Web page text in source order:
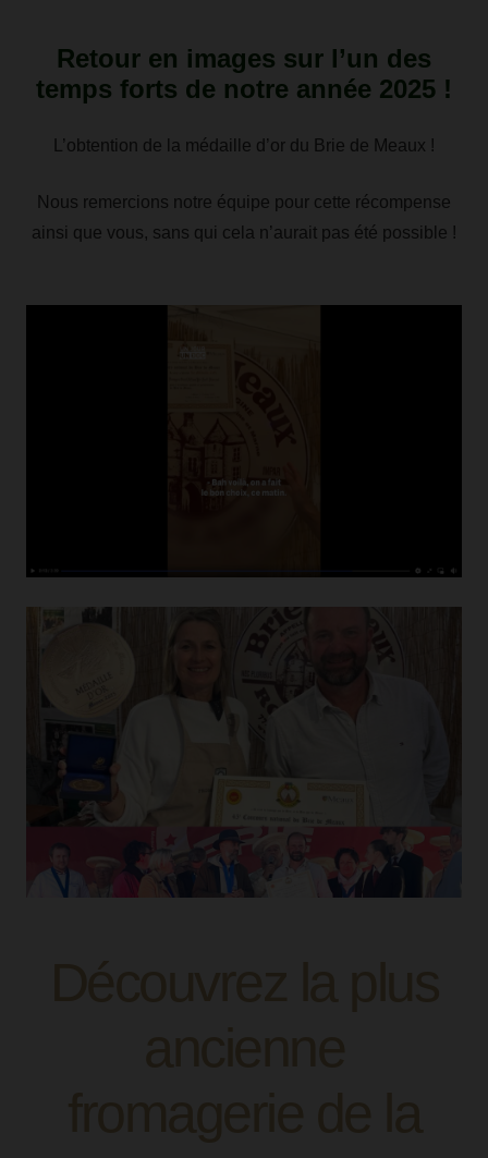
Retour en images sur l’un des
temps forts de notre année 2025 !
L’obtention de la médaille d’or du Brie de Meaux !
Nous remercions notre équipe pour cette récompense
ainsi que vous, sans qui cela n’aurait pas été possible !